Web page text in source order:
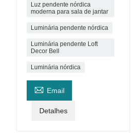
Luz pendente nórdica
moderna para sala de jantar
Luminária pendente nórdica
Luminária pendente Loft
Decor Bell
Luminária nórdica
 Email
Detalhes